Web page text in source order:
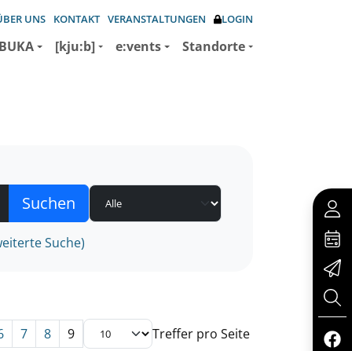
UNS KONTAKT VERANSTALTUNGEN LOGIN
[kju:b] e:vents Standorte
Suche)
7 8 9 Treffer pro Seite